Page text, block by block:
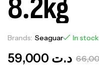
8.2kg
Brands: Seaguar In stock
د.ت